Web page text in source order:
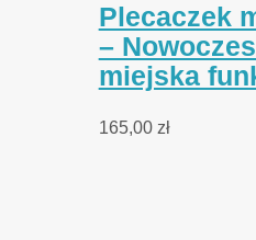
Plecaczek
–
miejska
165,00 zł